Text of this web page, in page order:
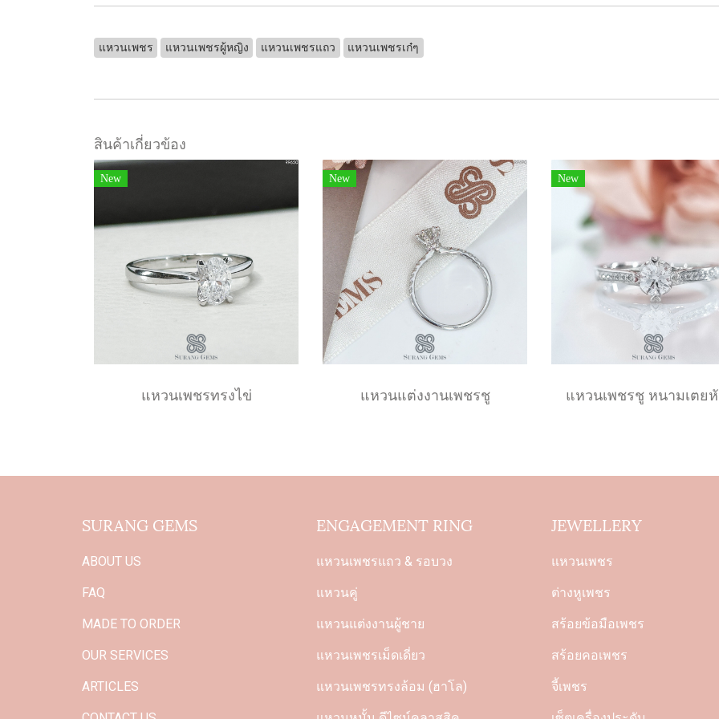
แหวนเพชร แหวนเพชรผู้หญิง แหวนเพชรแถว แหวนเพชรเก๋ๆ
สินค้าเกี่ยวข้อง
New
แหวนเพชรทรงไข่
New
แหวนแต่งงานเพชรชู
New
แหวนเพชรชู หนามเตย
SURANG GEMS
ABOUT US
FAQ
MADE TO ORDER
OUR SERVICES
ARTICLES
ENGAGEMENT RING
แหวนเพชรแถว & รอบวง
แหวนคู่
แหวนแต่งงานผู้ชาย
แหวนเพชรเม็ดเดี่ยว
แหวนเพชรทรงล้อม (ฮาโล)
JEWELLERY
แหวนเพชร
ต่างหูเพชร
สร้อยข้อมือเพชร
สร้อยคอเพชร
จี้เพชร